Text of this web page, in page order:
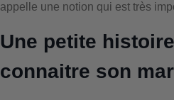
appelle une notion qui est très
Une petite
connaitre son